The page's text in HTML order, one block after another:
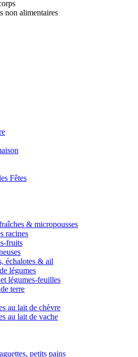
non alimentaires
Fêtes
& micropousses
racines
fruits
échalotes & ail
légumes
légumes-feuilles
terre
au lait de chèvre
au lait de vache
petits pains